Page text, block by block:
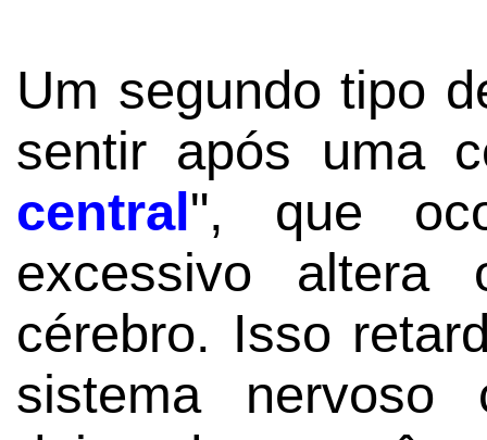
Um segundo tipo
sentir após uma
central ", que
excessivo altera
cérebro. Isso
sistema